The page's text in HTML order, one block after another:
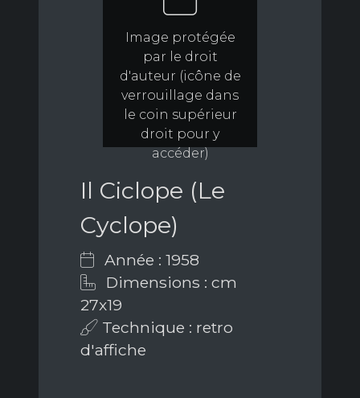
Image protégée
par le droit
d'auteur (icône de
verrouillage dans
le coin supérieur
droit pour y
accéder)
Il Ciclope (Le
Cyclope)
Année : 1958
Dimensions : cm
27x19
Technique : retro
d'affiche